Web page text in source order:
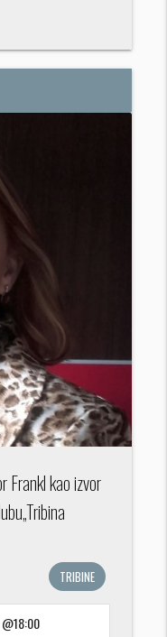
Frankl kao izvor
TRIBINE